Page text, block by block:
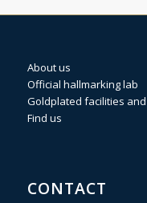
About us
Official hallmarking lab
Goldplated facilities
Find us
CONTACT